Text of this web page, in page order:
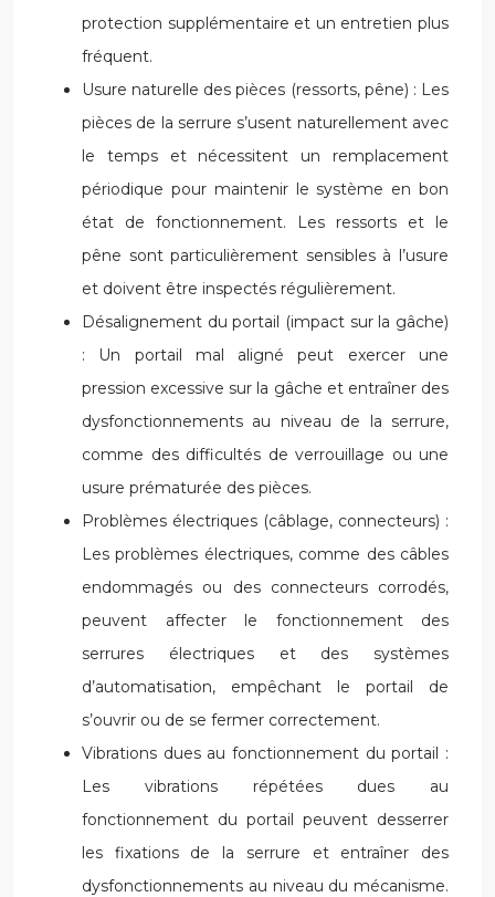
protection supplémentaire et un entretien plus
fréquent.
Usure naturelle des pièces (ressorts, pêne) : Les
pièces de la serrure s’usent naturellement avec
le temps et nécessitent un remplacement
périodique pour maintenir le système en bon
état de fonctionnement. Les ressorts et le
pêne sont particulièrement sensibles à l’usure
et doivent être inspectés régulièrement.
Désalignement du portail (impact sur la gâche)
: Un portail mal aligné peut exercer une
pression excessive sur la gâche et entraîner des
dysfonctionnements au niveau de la serrure,
comme des difficultés de verrouillage ou une
usure prématurée des pièces.
Problèmes électriques (câblage, connecteurs) :
Les problèmes électriques, comme des câbles
endommagés ou des connecteurs corrodés,
peuvent affecter le fonctionnement des
serrures électriques et des systèmes
d’automatisation, empêchant le portail de
s’ouvrir ou de se fermer correctement.
Vibrations dues au fonctionnement du portail :
Les vibrations répétées dues au
fonctionnement du portail peuvent desserrer
les fixations de la serrure et entraîner des
dysfonctionnements au niveau du mécanisme.